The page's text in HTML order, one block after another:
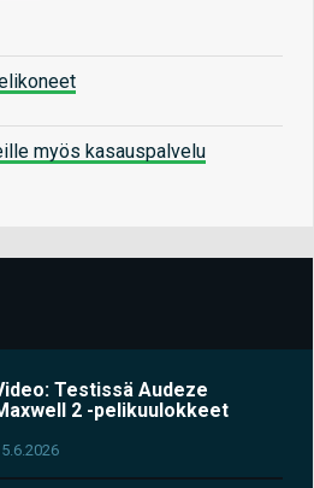
myös kasauspalvelu
Testissä Audeze
2 -pelikuulokkeet